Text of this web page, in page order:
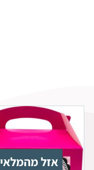
אזל מהמלאי